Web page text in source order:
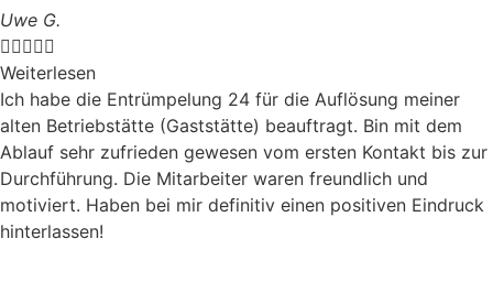
Uwe G.

Weiterlesen
Ich habe die Entrümpelung 24 für die Auflösung meiner
alten Betriebstätte (Gaststätte) beauftragt. Bin mit dem
Ablauf sehr zufrieden gewesen vom ersten Kontakt bis zur
Durchführung. Die Mitarbeiter waren freundlich und
motiviert. Haben bei mir definitiv einen positiven Eindruck
hinterlassen!